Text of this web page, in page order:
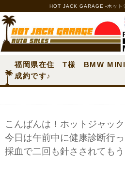
HOT JACK GARAGE -ホット
福岡県在住 T様 BMW
成約です♪
こんばんは！ホットジャッ
今日は午前中に健康診断行
採血で二回も針さされても